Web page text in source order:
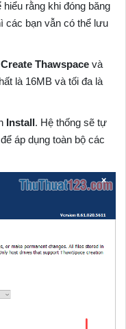
hiểu rằng khi đóng băng
các bạn vẫn có thể lưu
Create Thawspace và
là 16MB và tối đa là
Install. Hệ thống sẽ tự
áp dụng toàn bộ các